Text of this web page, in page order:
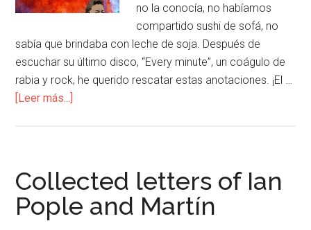
no la conocía, no habíamos
compartido sushi de sofá, no
sabía que brindaba con leche de soja. Después de
escuchar su último disco, “Every minute”, un coágulo de
rabia y rock, he querido rescatar estas anotaciones. ¡El …
[Leer más...]
Collected letters of Ian
Pople and Martín